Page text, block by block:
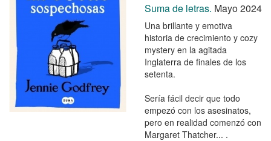
Suma de letras. Mayo 2024
Una brillante y emotiva
historia de crecimiento y cozy
mystery en la agitada
Inglaterra de finales de los
setenta.
Sería fácil decir que todo
empezó con los asesinatos,
pero en realidad comenzó con
Margaret Thatcher... .